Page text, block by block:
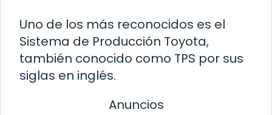
Uno de los más reconocidos es el
Sistema de Producción Toyota,
también conocido como TPS por sus
siglas en inglés.
Anuncios